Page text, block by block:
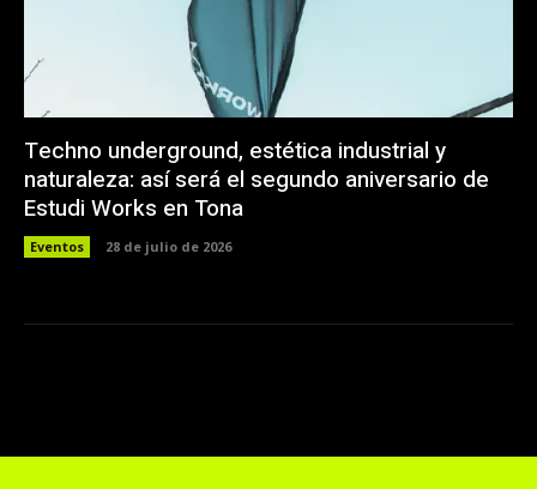
Techno underground, estética industrial y
naturaleza: así será el segundo aniversario de
Estudi Works en Tona
Eventos 28 de julio de 2026